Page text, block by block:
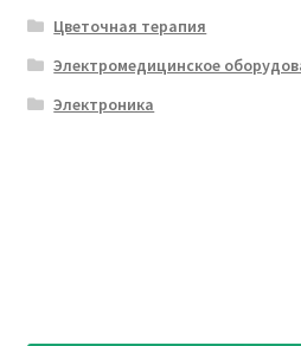
Цветочная терапия
Электромедицинское
Электроника